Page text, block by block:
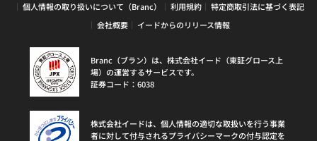
個人情報の取り扱いについて（Branc）
利用規約
特定商取引法に基づく表記
会社概要
イードからのリリース情報
Branc（ブラン）は、株式会社イード（東証グロース上
場）の運営するサービスです。
証券コード：6038
株式会社イードは、個人情報の適切な取扱いを行う事業
者に対して付与されるプライバシーマークの付与認定を